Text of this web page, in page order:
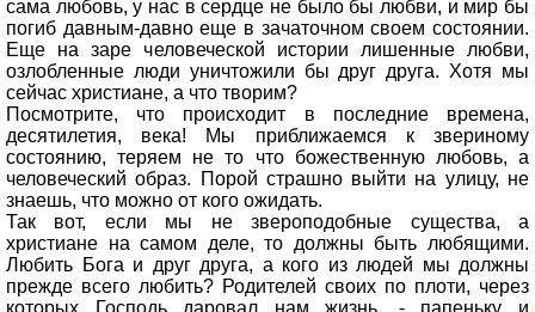
сама любовь, у нас в сердце не было бы любви, и мир бы
погиб давным-давно еще в зачаточном своем состоянии.
Еще на заре человеческой истории лишенные любви,
озлобленные люди уничтожили бы друг друга. Хотя мы
сейчас христиане, а что творим?
Посмотрите, что происходит в последние времена,
десятилетия, века! Мы приближаемся к звериному
состоянию, теряем не то что божественную любовь, а
человеческий образ. Порой страшно выйти на улицу, не
знаешь, что можно от кого ожидать.
Так вот, если мы не звероподобные существа, а
христиане на самом деле, то должны быть любящими.
Любить Бога и друг друга, а кого из людей мы должны
прежде всего любить? Родителей своих по плоти, через
которых Господь даровал нам жизнь, - папеньку и